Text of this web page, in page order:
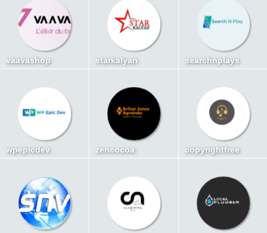
vaavashop starkalyan searchnplays
wpepicdev zencocoa copyrightfree